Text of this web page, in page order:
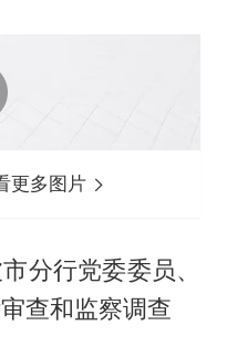
更多图片
分行党委委员、
查和监察调查